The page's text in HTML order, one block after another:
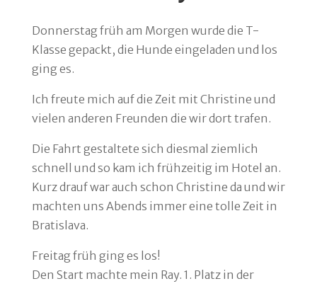
Donnerstag früh am Morgen wurde die T-
Klasse gepackt, die Hunde eingeladen und los
ging es.
Ich freute mich auf die Zeit mit Christine und
vielen anderen Freunden die wir dort trafen.
Die Fahrt gestaltete sich diesmal ziemlich
schnell und so kam ich frühzeitig im Hotel an.
Kurz drauf war auch schon Christine da und wir
machten uns Abends immer eine tolle Zeit in
Bratislava.
Freitag früh ging es los!
Den Start machte mein Ray. 1. Platz in der